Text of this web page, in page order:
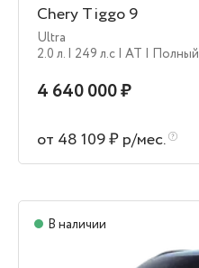
Chery Tiggo 9
Ultra
2.0 л. | 249 л.c | AT | Полный
4 640 000 ₽
от 48 109 ₽ р/мес.
В наличии